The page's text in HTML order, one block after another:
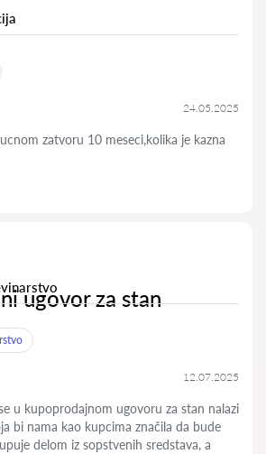
24.05.2025
zatvoru 10 meseci,kolika je kazna
ugovor za stan
12.07.2025
u kupoprodajnom ugovoru za stan nalazi
bi nama kao kupcima značila da bude
delom iz sopstvenih sredstava, a